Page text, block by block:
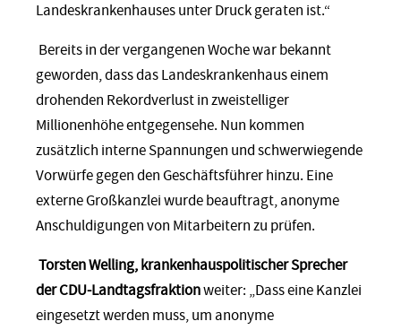
Landeskrankenhauses unter Druck geraten ist.“
Bereits in der vergangenen Woche war bekannt
geworden, dass das Landeskrankenhaus einem
drohenden Rekordverlust in zweistelliger
Millionenhöhe entgegensehe. Nun kommen
zusätzlich interne Spannungen und schwerwiegende
Vorwürfe gegen den Geschäftsführer hinzu. Eine
externe Großkanzlei wurde beauftragt, anonyme
Anschuldigungen von Mitarbeitern zu prüfen.
Torsten Welling, krankenhauspolitischer Sprecher
der CDU-Landtagsfraktionweiter: „Dass eine Kanzlei
eingesetzt werden muss, um anonyme